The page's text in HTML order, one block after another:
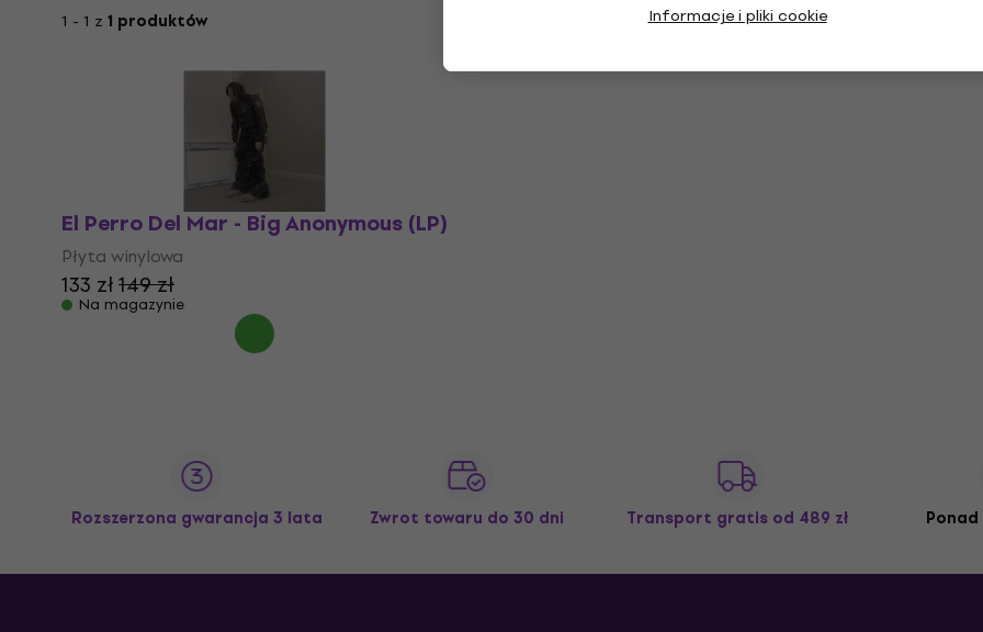
Informacje i pliki cookie
1 - 1 z 1 produktów
El Perro Del Mar - Big Anonymous (LP)
Płyta winylowa
133 zł149 zł
Na magazynie
Rozszerzona gwarancja 3 lata Zwrot towaru do 30 dni Transport gratis od 489 zł